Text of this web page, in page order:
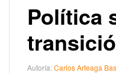
Política
Autoría:Carlos Arteaga